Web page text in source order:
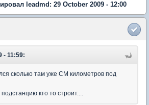
leadmd: 29 October 2009 - 12:00
- 11:59:
сколько там уже СМ километров под
кто то строит....